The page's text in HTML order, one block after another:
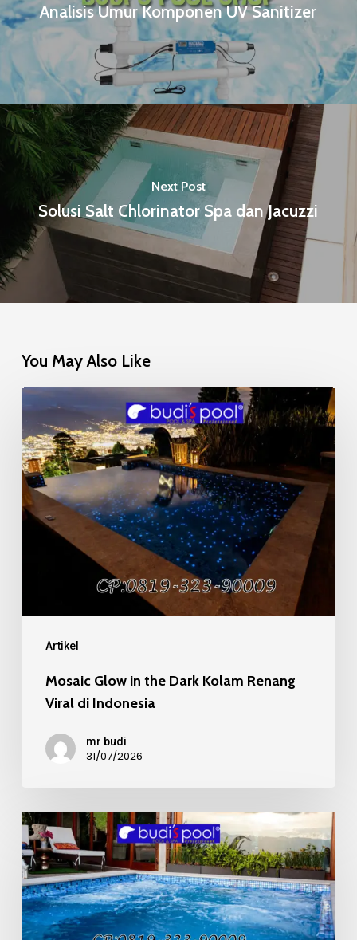
Analisis Umur Komponen UV Sanitizer
Next Post
Solusi Salt Chlorinator Spa dan Jacuzzi
You May Also Like
Artikel
Mosaic
Glow
in
the
Dark
Kolam
Renang
Mosaic Glow in the Dark Kolam Renang
Viral di Indonesia
mr budi
31/07/2026
Mosaic
Kaca
Recycle
pada
Kolam